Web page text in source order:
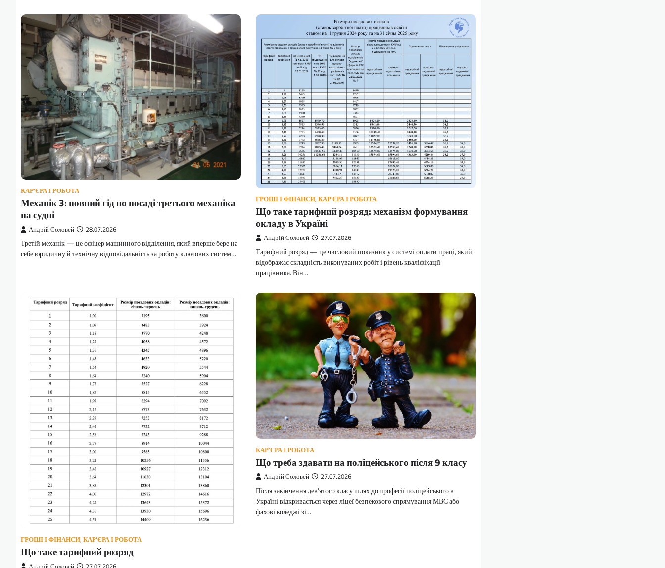
КАР'ЄРА І РОБОТА
Механік 3: повний гід по посаді третього механіка
на судні
Андрій Соловей 28.07.2026
Третій механік — це офіцер машинного відділення, який вперше бере на
себе юридичну й технічну відповідальність за роботу ключових систем…
ГРОШІ І ФІНАНСИ, КАР'ЄРА І РОБОТА
Що таке тарифний розряд: механізм формування
окладу в Україні
Андрій Соловей 27.07.2026
Тарифний розряд — це числовий показник у системі оплати праці, який
відображає складність виконуваних робіт і рівень кваліфікації
працівника. Він…
ГРОШІ І ФІНАНСИ, КАР'ЄРА І РОБОТА
Що таке тарифний розряд
Андрій Соловей 27.07.2026
КАР'ЄРА І РОБОТА
Що треба здавати на поліцейського після 9 класу
Андрій Соловей 27.07.2026
Після закінчення дев’ятого класу шлях до професії поліцейського в
Україні відкривається через ліцеї безпекового спрямування МВС або
фахові коледжі зі…